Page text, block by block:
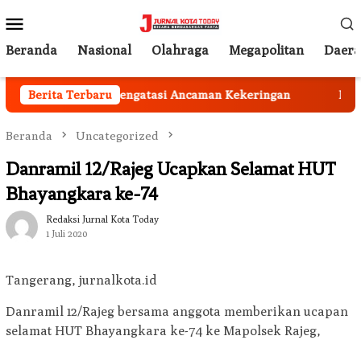
ke
kontenMobile
Beranda Nasional Olahraga Megapolitan
Berita Terbaru
Harus Peka Mengatasi Ancaman Kekeringan Ingin
Beranda Uncategorized
Danramil 12/Rajeg Ucapkan Selamat HUT
Bhayangkara ke-74
Redaksi Jurnal Kota Today
1 Juli 2020
Tangerang, jurnalkota.id
Danramil 12/Rajeg bersama anggota memberikan ucapan
selamat HUT Bhayangkara ke-74 ke Mapolsek Rajeg,